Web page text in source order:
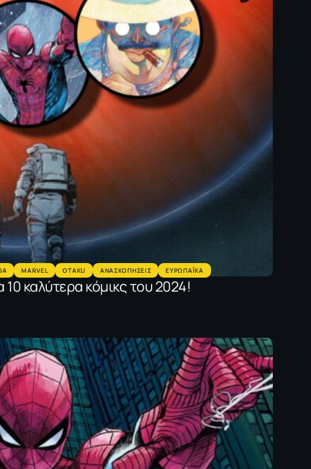
MARVEL OTAKU ΑΝΑΣΚΟΠΗΣΕΙΣ ΕΥΡΩΠΑΪΚΑ
καλύτερα κόμικς του 2024!